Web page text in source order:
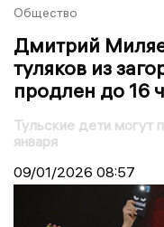
Общество
Дмитрий
туляков из
продлен до 16
Тульские дети могут
января
09/01/2026 08:57